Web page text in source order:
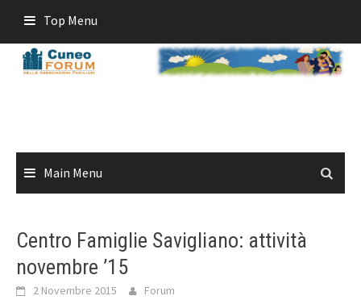
content
Top Menu
Main Menu
Centro Famiglie Savigliano: attività
novembre ’15
2 Novembre 2015 Forum